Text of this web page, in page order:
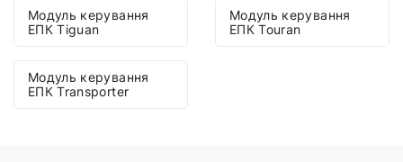
Модуль керування
ЕПК Tiguan
Модуль керування
ЕПК Touran
Модуль керування
ЕПК Transporter